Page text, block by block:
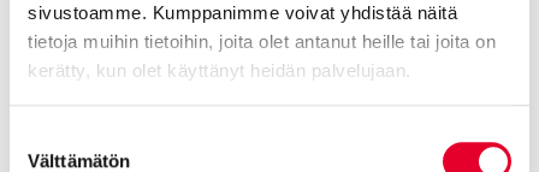
sivustoamme. Kumppanimme voivat yhdistää näitä
tietoja muihin tietoihin, joita olet antanut heille tai joita on
kerätty, kun olet käyttänyt heidän palvelujaan.
valinta
Välttämätön